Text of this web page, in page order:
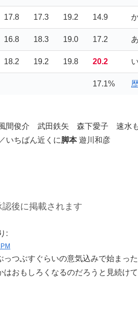
17.8 17.3 19.2 14.9
16.8 18.3 19.0 17.2
18.2 19.2 19.8 20.2
17.1%
間俊介 武田鉄矢 森下愛子 速水
いちばん近くに脚本遊川和彦
認後に掲載されます
:
っつぶすぐらいの意気込みで始まっ
はおもしろくなるのだろうと見続け